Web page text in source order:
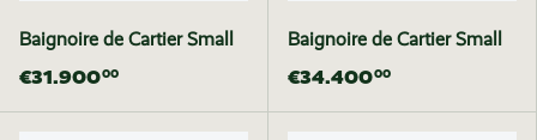
Baignoire de Cartier Small
€31.90000
Baignoire de Cartier Small
€34.40000